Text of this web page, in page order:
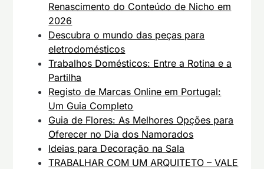
Renascimento do Conteúdo de Nicho em
2026
Descubra o mundo das peças para
eletrodomésticos
Trabalhos Domésticos: Entre a Rotina e a
Partilha
Registo de Marcas Online em Portugal:
Um Guia Completo
Guia de Flores: As Melhores Opções para
Oferecer no Dia dos Namorados
Ideias para Decoração na Sala
TRABALHAR COM UM ARQUITETO – VALE